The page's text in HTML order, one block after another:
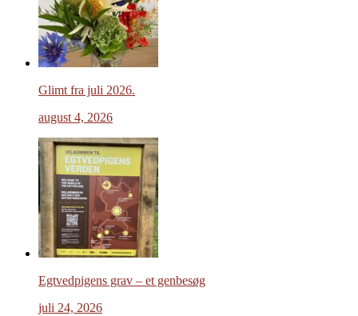
Glimt fra juli 2026.
august 4, 2026
Egtvedpigens grav – et genbesøg
juli 24, 2026